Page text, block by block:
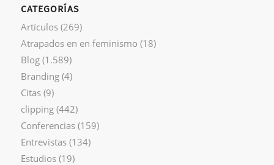
CATEGORÍAS
Artículos(269)
Atrapados en en feminismo (18)
Blog(1.589)
Branding(4)
Citas(9)
clipping(442)
Conferencias(159)
Entrevistas(134)
Estudios(19)